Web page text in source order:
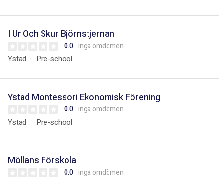
I Ur Och Skur Björnstjernan
0.0 inga omdömen
Ystad Pre-school
Ystad Montessori Ekonomisk Förening
0.0 inga omdömen
Ystad Pre-school
Möllans Förskola
0.0 inga omdömen